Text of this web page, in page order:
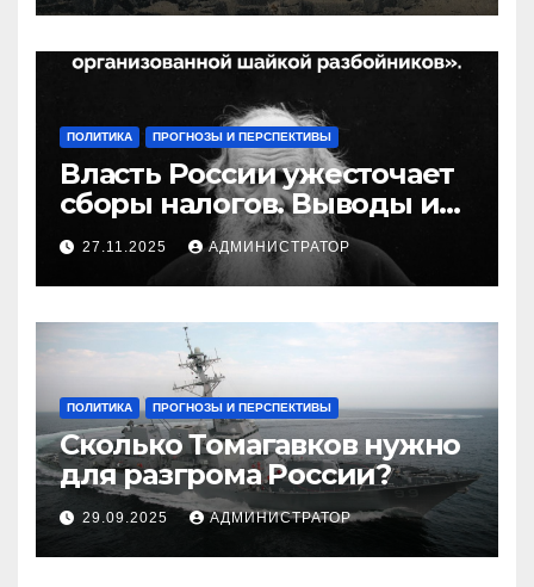
ПОЛИТИКА ПРОГНОЗЫ И ПЕРСПЕКТИВЫ
Власть России ужесточает
сборы налогов. Выводы и
следствия
27.11.2025 АДМИНИСТРАТОР
ПОЛИТИКА ПРОГНОЗЫ И ПЕРСПЕКТИВЫ
Сколько Томагавков нужно
для разгрома России?
29.09.2025 АДМИНИСТРАТОР